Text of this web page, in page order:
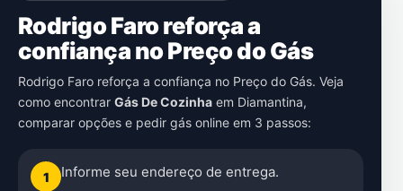
Rodrigo Faro reforça a
confiança no Preço do Gás
Rodrigo Faro reforça a confiança no Preço do Gás. Veja
como encontrar Gás De Cozinha em Diamantina,
comparar opções e pedir gás online em 3 passos:
1 Informe seu endereço de entrega.